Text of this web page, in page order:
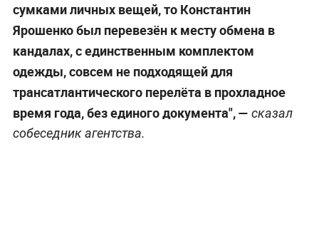
сумками личных вещей, то Константин
Ярошенко был перевезён к месту обмена в
кандалах, с единственным комплектом
одежды, совсем не подходящей для
трансатлантического перелёта в прохладное
время года, без единого документа", — сказал
собеседник агентства.